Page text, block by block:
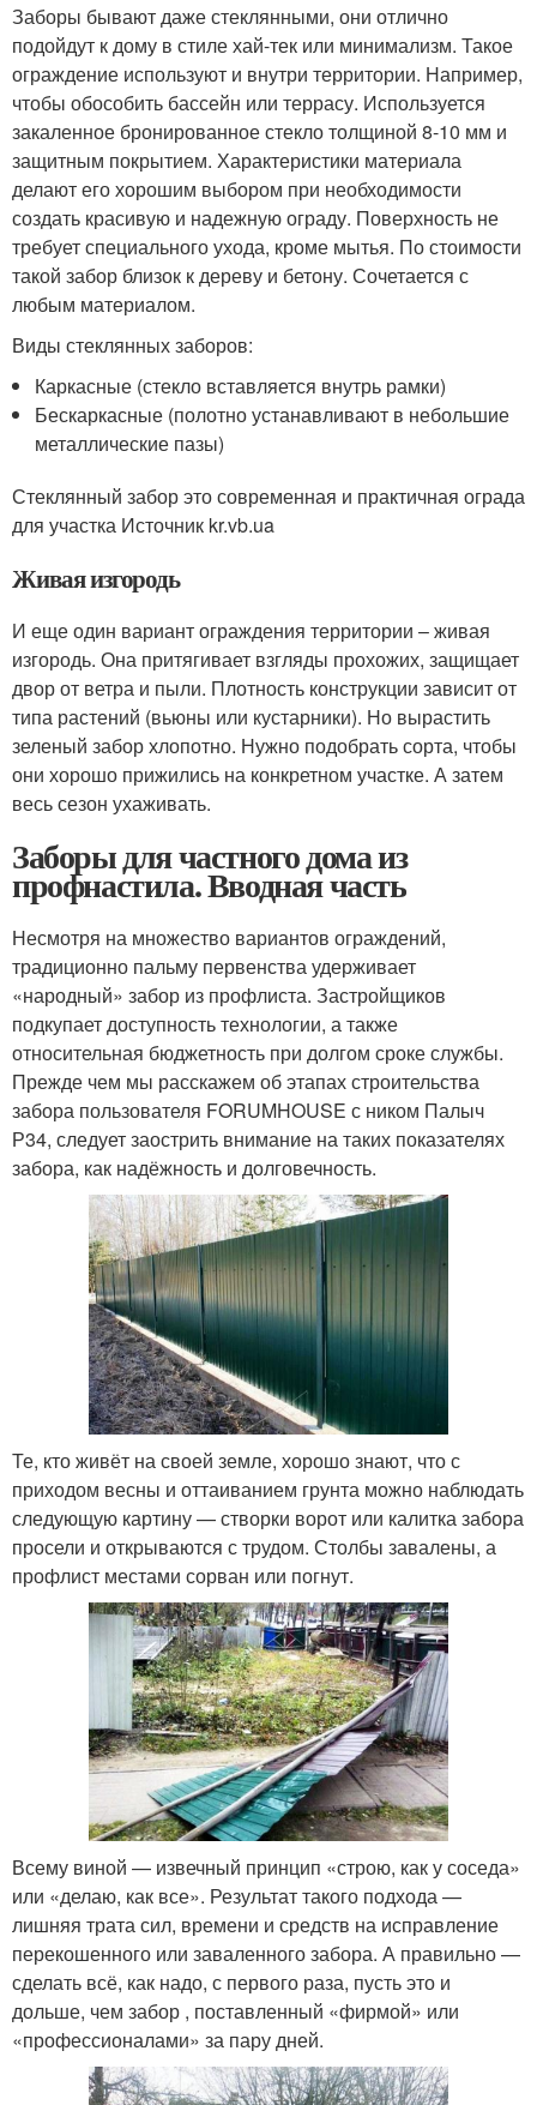
Заборы бывают даже стеклянными, они отлично
подойдут к дому в стиле хай-тек или минимализм. Такое
ограждение используют и внутри территории. Например,
чтобы обособить бассейн или террасу. Используется
закаленное бронированное стекло толщиной 8-10 мм и
защитным покрытием. Характеристики материала
делают его хорошим выбором при необходимости
создать красивую и надежную ограду. Поверхность не
требует специального ухода, кроме мытья. По стоимости
такой забор близок к дереву и бетону. Сочетается с
любым материалом.
Виды стеклянных заборов:
Каркасные (стекло вставляется внутрь рамки)
Бескаркасные (полотно устанавливают в небольшие
металлические пазы)
Стеклянный забор это современная и практичная ограда
для участка Источник kr.vb.ua
Живая изгородь
И еще один вариант ограждения территории – живая
изгородь. Она притягивает взгляды прохожих, защищает
двор от ветра и пыли. Плотность конструкции зависит от
типа растений (вьюны или кустарники). Но вырастить
зеленый забор хлопотно. Нужно подобрать сорта, чтобы
они хорошо прижились на конкретном участке. А затем
весь сезон ухаживать.
Заборы для частного дома из
профнастила. Вводная часть
Несмотря на множество вариантов ограждений,
традиционно пальму первенства удерживает
«народный» забор из профлиста. Застройщиков
подкупает доступность технологии, а также
относительная бюджетность при долгом сроке службы.
Прежде чем мы расскажем об этапах строительства
забора пользователя FORUMHOUSE с ником Палыч
Р34, следует заострить внимание на таких показателях
забора, как надёжность и долговечность.
Те, кто живёт на своей земле, хорошо знают, что с
приходом весны и оттаиванием грунта можно наблюдать
следующую картину — створки ворот или калитка забора
просели и открываются с трудом. Столбы завалены, а
профлист местами сорван или погнут.
Всему виной — извечный принцип «строю, как у соседа»
или «делаю, как все». Результат такого подхода —
лишняя трата сил, времени и средств на исправление
перекошенного или заваленного забора. А правильно —
сделать всё, как надо, с первого раза, пусть это и
дольше, чем забор , поставленный «фирмой» или
«профессионалами» за пару дней.